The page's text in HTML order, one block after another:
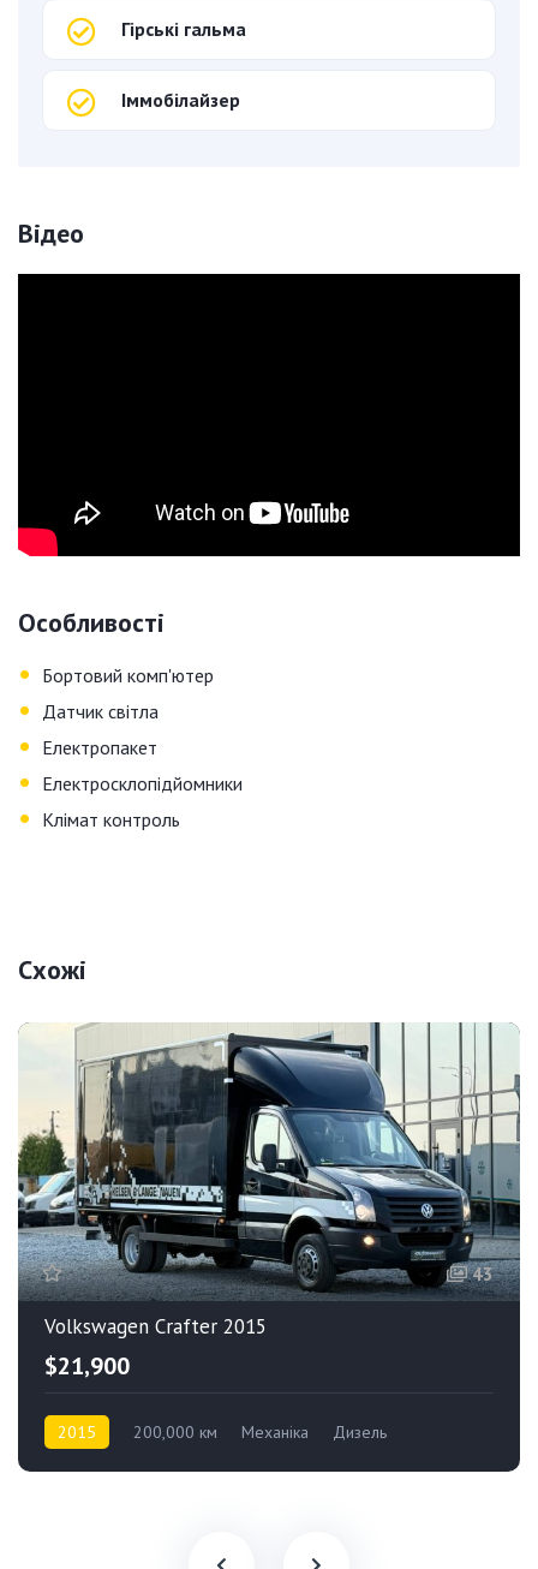
Гірські гальма
Іммобілайзер
Відео
Особливості
• Бортовий комп'ютер
• Датчик світла
• Електропакет
• Електросклопiдйомники
• Клiмат контроль
Схожі
43
Volkswagen Crafter 2015
$21,900
2015 200,000 км Механіка
Дизель